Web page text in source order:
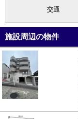
交通
施設周辺の物件